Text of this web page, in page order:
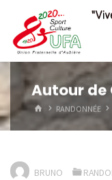
content
Autour
HOMERANDONNÉE
BRUNO